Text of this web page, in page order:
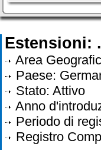
Area
Paese:
Stato: Attivo
Anno
Periodo di
Registro